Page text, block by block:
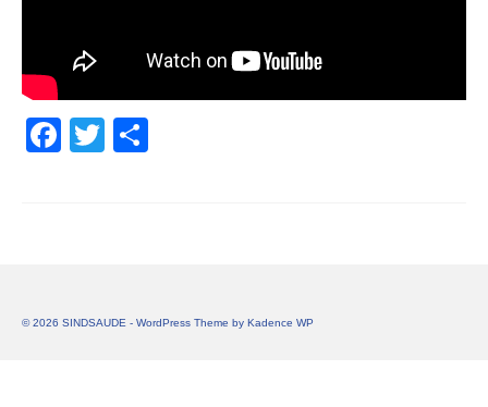
Facebook
Twitter
© 2026 SINDSAUDE - WordPress Theme by Kadence WP